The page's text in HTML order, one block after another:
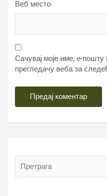
Веб место
Сачувај моје име, е-
прегледачу веба за